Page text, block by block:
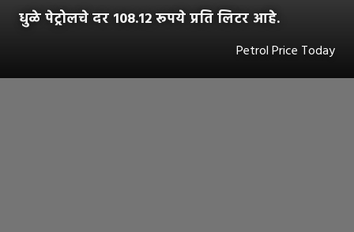
धुळे पेट्रोलचे दर 108.12 रूपये प्रति लिटर आहे.
Petrol Price Today